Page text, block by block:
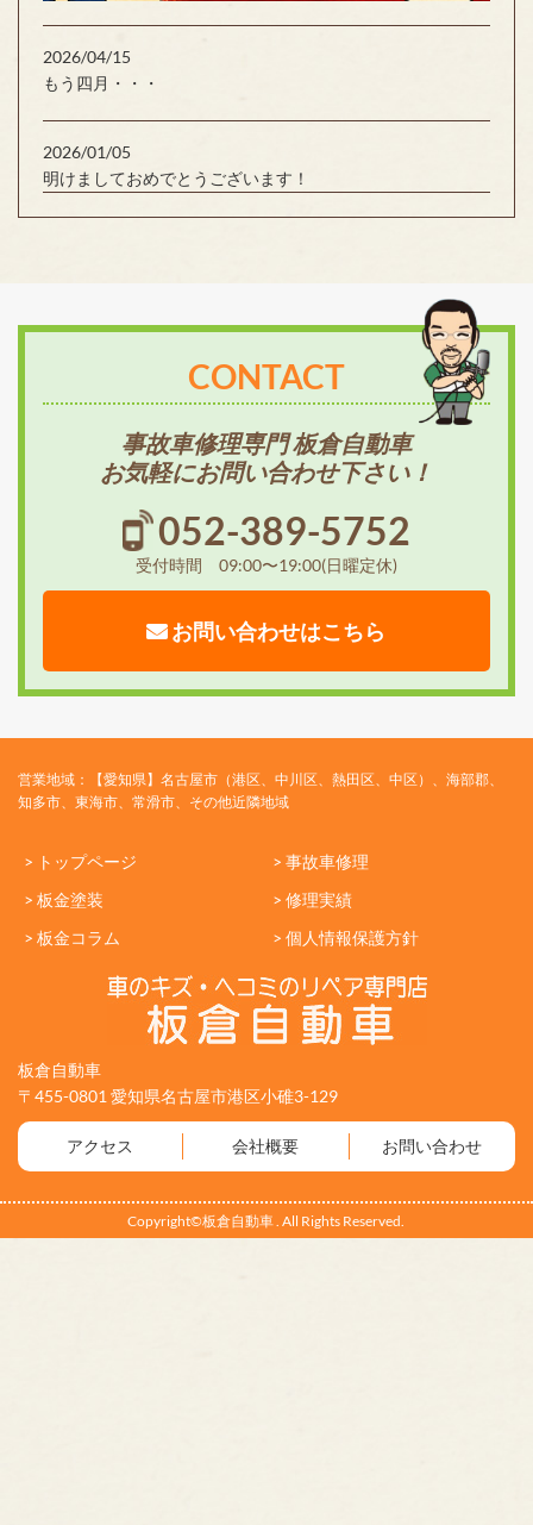
2026/04/15
もう四月・・・
2026/01/05
明けましておめでとうございます！
CONTACT
事故車修理専門 板倉自動車
お気軽にお問い合わせ下さい！
052-389-5752
受付時間 09:00〜19:00(日曜定休)
お問い合わせはこちら
営業地域：【愛知県】名古屋市（港区、中川区、熱田区、中区）、海部郡、
知多市、東海市、常滑市、その他近隣地域
> トップページ
> 事故車修理
> 板金塗装
> 修理実績
> 板金コラム
> 個人情報保護方針
板倉自動車
〒455-0801 愛知県名古屋市港区小碓3-129
アクセス 会社概要 お問い合わせ
Copyright©板倉自動車 . All Rights Reserved.